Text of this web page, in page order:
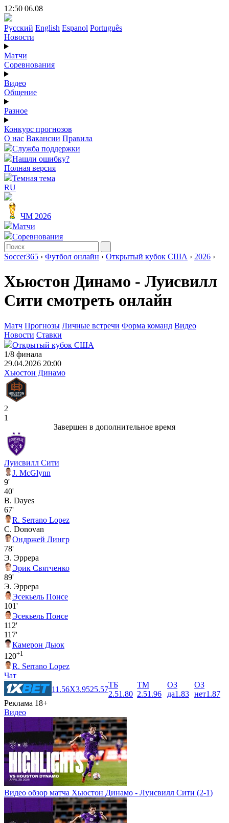
12:50 06.08
Русский English Espanol Português
Новости
Матчи
Соревнования
Видео
Общение
Разное
Конкурс прогнозов
О нас Вакансии Правила
Служба поддержки
Нашли ошибку?
Полная версия
Темная тема
RU
ЧМ 2026
Матчи
Соревнования
Soccer365 › Футбол онлайн › Открытый кубок США › 2026 ›
Хьюстон Динамо - Луисвилл
Сити смотреть онлайн
Матч Прогнозы Личные встречи Форма команд Видео
Новости Ставки
Открытый кубок США
1/8 финала
29.04.2026 20:00
Хьюстон Динамо
2
1
Завершен в дополнительное время
Луисвилл Сити
J. McGlynn
9'
40'
B. Dayes
67'
R. Serrano Lopez
C. Donovan
Ондржей Лингр
78'
Э. Эррера
Эрик Святченко
89'
Э. Эррера
Эсекьель Понсе
101'
Эсекьель Понсе
112'
117'
Камерон Дьюк
120+1
R. Serrano Lopez
Чат
11.56X3.9525.57
ТБ
2.51.80
ТМ
2.51.96
ОЗ
да1.83
ОЗ
нет1.87
Реклама 18+
Видео
Видео обзор матча Хьюстон Динамо - Луисвилл Сити (2-1)